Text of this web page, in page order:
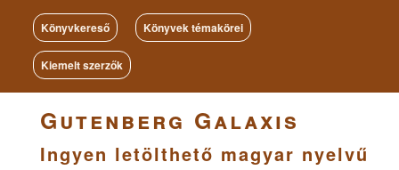
Könyvkereső Könyvek témakörei
Kiemelt szerzők
Gutenberg Galaxis
Ingyen letölthető magyar nyelvű